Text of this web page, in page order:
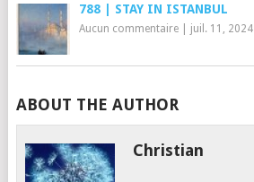
788 | STAY IN ISTANBUL
Aucun commentaire| juil. 11, 2024
ABOUT THE AUTHOR
Christian